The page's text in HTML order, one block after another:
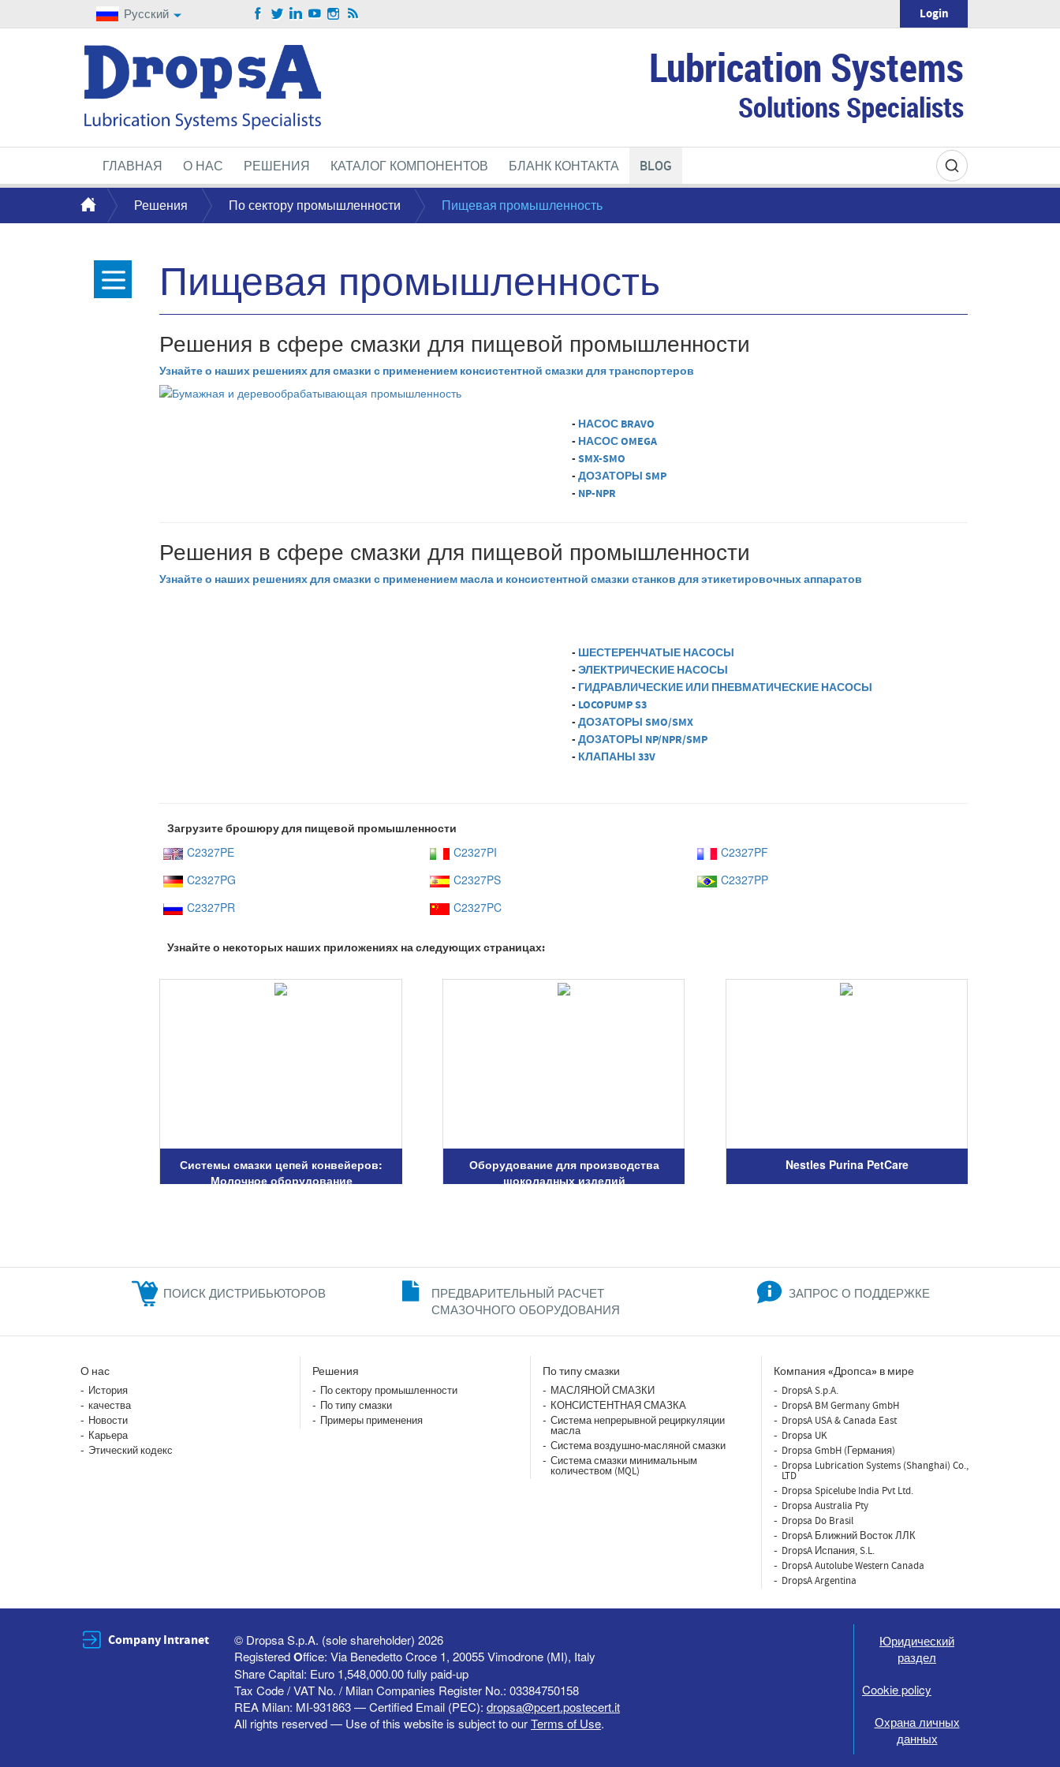
Lubrication Systems
Solutions Specialists
Русский Login
ГЛАВНАЯ О НАС РЕШЕНИЯ КАТАЛОГ КОМПОНЕНТОВ БЛАНК КОНТАКТА BLOG
Решения По сектору промышленности Пищевая промышленность
Пищевая промышленность
Решения в сфере смазки для пищевой промышленности
Узнайте о наших решениях для смазки с применением консистентной смазки для транспортеров
- НАСОС BRAVO
- НАСОС OMEGA
- SMX-SMO
- ДОЗАТОРЫ SMP
- NP-NPR
Решения в сфере смазки для пищевой промышленности
Узнайте о наших решениях для смазки с применением масла и консистентной смазки станков для этикетировочных аппаратов
- ШЕСТЕРЕНЧАТЫЕ НАСОСЫ
- ЭЛЕКТРИЧЕСКИЕ НАСОСЫ
- ГИДРАВЛИЧЕСКИЕ ИЛИ ПНЕВМАТИЧЕСКИЕ НАСОСЫ
- LOCOPUMP S3
- ДОЗАТОРЫ SMO/SMX
- ДОЗАТОРЫ NP/NPR/SMP
- КЛАПАНЫ 33V
Загрузите брошюру для пищевой промышленности
C2327PE
C2327PI
C2327PF
C2327PG
C2327PS
C2327PP
C2327PR
C2327PC
Узнайте о некоторых наших приложениях на следующих страницах:
Системы смазки цепей конвейеров:
Молочное оборудование
Оборудование для производства
шоколадных изделий
Nestles Purina PetCare
Оборудование
ПОИСК ДИСТРИБЬЮТОРОВ
ПРЕДВАРИТЕЛЬНЫЙ РАСЧЕТ
СМАЗОЧНОГО ОБОРУДОВАНИЯ
ЗАПРОС О ПОДДЕРЖКЕ
О нас
История
качества
Новости
Карьера
Этический кодекс
Решения
По сектору промышленности
По типу смазки
Примеры применения
По типу смазки
МАСЛЯНОЙ СМАЗКИ
КОНСИСТЕНТНАЯ СМАЗКА
Система непрерывной рециркуляции
масла
Система воздушно-масляной смазки
Система смазки минимальным
количеством (MQL)
Компания «Дропса» в мире
DropsA S.p.A.
DropsA BM Germany GmbH
DropsA USA & Canada East
Dropsa UK
Dropsa GmbH (Германия)
Dropsa Lubrication Systems (Shanghai) Co.,
LTD
Dropsa Spicelube India Pvt Ltd.
Dropsa Australia Pty
Dropsa Do Brasil
DropsA Ближний Восток ЛЛК
DropsA Испания, S.L.
DropsA Autolube Western Canada
DropsA Argentina
Company Intranet
© Dropsa S.p.A. (sole shareholder) 2026
RegisteredOffice: Via Benedetto Croce 1, 20055 Vimodrone (MI), Italy
Share Capital: Euro 1,548,000.00 fully paid-up
Tax Code / VAT No. / Milan Companies Register No.: 03384750158
REA Milan: MI-931863 — Certified Email (PEC): dropsa@pcert.postecert.it
All rights reserved — Use of this website is subject to ourTerms of Use.
Юридический
раздел
Cookie policy
Охрана личных
данных